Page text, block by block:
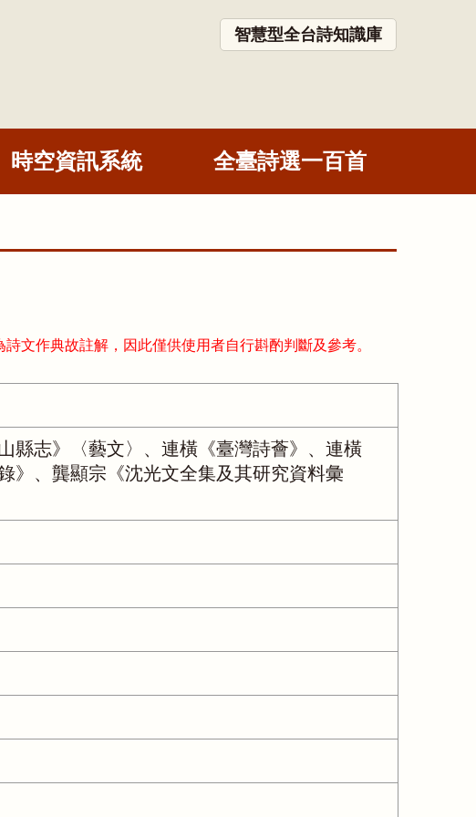
智慧型全台詩知識庫
時空資訊系統 全臺詩選一百首
文作典故註解，因此僅供使用者自行斟酌判斷及參考。
縣志》〈藝文〉、連橫《臺灣詩薈》、連橫
》、龔顯宗《沈光文全集及其研究資料彙